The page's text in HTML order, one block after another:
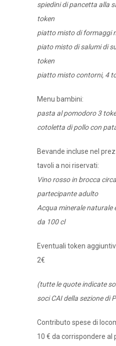
spiedini di pancetta alla
token
piatto misto di formaggi
piato misto di salumi di
token
piatto misto contorni, 4
Menu bambini:
pasta al pomodoro 3
cotoletta di pollo con
Bevande incluse nel
tavoli a noi riservati:
Vino rosso in brocca
partecipante adulto
Acqua minerale naturale
da 100 cl
Eventuali token
2€
(tutte le quote indicate
soci CAI della sezione di
Contributo spese di
10 € da corrispondere al